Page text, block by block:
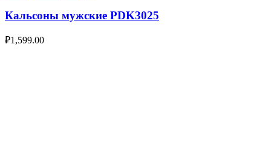
Кальсоны мужские PDK3025
₽1,599.00